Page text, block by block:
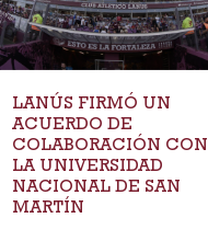
LANÚS FIRMÓ UN
ACUERDO DE
COLABORACIÓN CON
LA UNIVERSIDAD
NACIONAL DE SAN
MARTÍN